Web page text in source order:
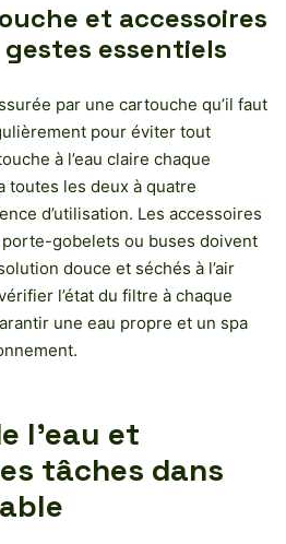
et accessoires
essentiels
par une cartouche qu’il faut
pour éviter tout
à l’eau claire chaque
toutes les deux à quatre
d’utilisation. Les accessoires
gobelets ou buses doivent
douce et séchés à l’air
l’état du filtre à chaque
une eau propre et un spa
l’eau et
tâches dans